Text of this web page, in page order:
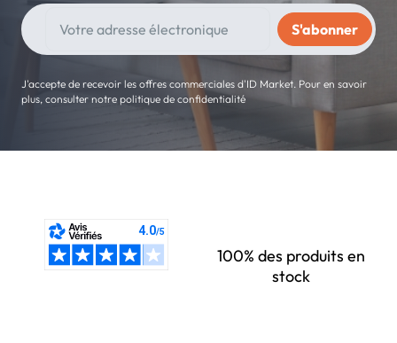
J'accepte de recevoir les offres commerciales d'ID Market. Pour en savoir
plus, consulter notre politique de confidentialité
100% des produits en
stock